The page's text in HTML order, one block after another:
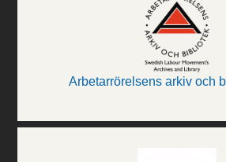
Arbetarrörelsens arkiv och